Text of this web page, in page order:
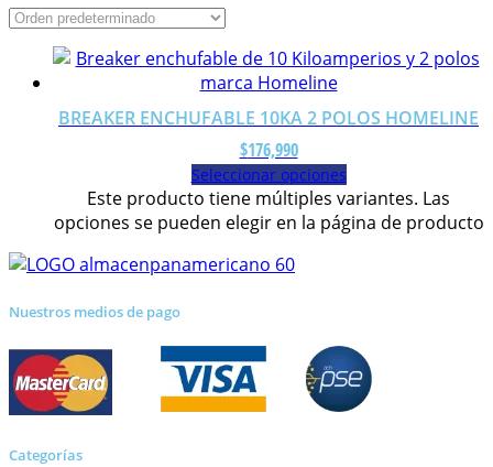
BREAKER ENCHUFABLE 10KA 2 POLOS HOMELINE
$176,990
Seleccionar opciones
Este producto tiene múltiples variantes. Las
opciones se pueden elegir en la página de producto
Nuestros medios de pago
Categorías